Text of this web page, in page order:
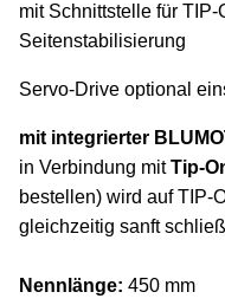
mit Schnittstelle für
Seitenstabilisierung
Servo-Drive optional
mit integrierter
in Verbindung mitTip-
bestellen) wird auf TIP-
gleichzeitig sanft
Nennlänge: 450 mm